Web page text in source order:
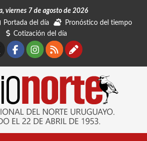
viernes 7 de agosto de 2026
Portada del día
Pronóstico del tiempo
Cotización del día
Facebook
Instagram
RSSContáctanos